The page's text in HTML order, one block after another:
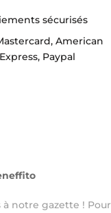
sécurisés
American
Express, Paypal
à notre gazette ! Pour